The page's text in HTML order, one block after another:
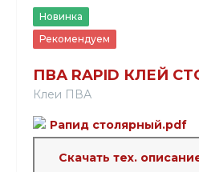
Новинка
Рекомендуем
ПВА RAPID КЛЕЙ
Клеи ПВА
Рапид столярный.pdf
Скачать тех.